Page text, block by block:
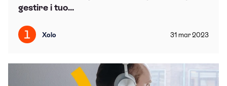
gestire i tuo...
Xolo 31 mar 2023